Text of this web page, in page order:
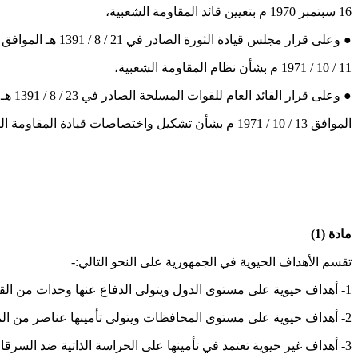
16 سبتمبر 1970 م بتعيين قائد المقاومة الشعبية،
● وعلى قرار مجلس قيادة الثورة الصادر في 21 / 8 / 1391 هـ الموافق
11 / 10 / 1971 م بشأن نظام المقاومة الشعبية،
● وعلى قرار القائد العام للقوات المسلحة الصادر في 23 / 8 / 1391 هـ
الموافق 13 / 10 / 1971 م بشأن تشكيل واختصاصات قيادة المقاومة الشعبية،
مادة (1)
تقسم الأهداف الحيوية في الجمهورية على النحو التالي:-
1- أهداف حيوية على مستوى الدول ويتولى الدفاع عنها وحدات من القوات المسلحة.
2- أهداف حيوية على مستوى المحافظات ويتولى تأمينها عناصر من المقاومة الشعبية ضد أعمال التخريب والتسلل من أفراد العدو أو عملائه.
3- أهداف غير حيوية تعتمد في تأمينها على الحراسة الذاتية ضد السرقات والتخريب.